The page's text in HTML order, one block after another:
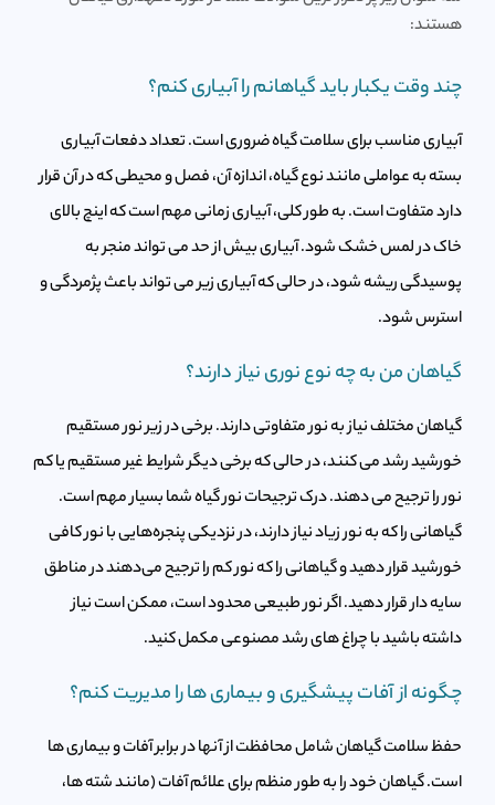
هستند:
چند وقت یکبار باید گیاهانم را آبیاری کنم؟
آبیاری مناسب برای سلامت گیاه ضروری است. تعداد دفعات آبیاری
بسته به عواملی مانند نوع گیاه، اندازه آن، فصل و محیطی که در آن قرار
دارد متفاوت است. به طور کلی، آبیاری زمانی مهم است که اینچ بالای
خاک در لمس خشک شود. آبیاری بیش از حد می تواند منجر به
پوسیدگی ریشه شود، در حالی که آبیاری زیر می تواند باعث پژمردگی و
استرس شود.
گیاهان من به چه نوع نوری نیاز دارند؟
گیاهان مختلف نیاز به نور متفاوتی دارند. برخی در زیر نور مستقیم
خورشید رشد می کنند، در حالی که برخی دیگر شرایط غیر مستقیم یا کم
نور را ترجیح می دهند. درک ترجیحات نور گیاه شما بسیار مهم است.
گیاهانی را که به نور زیاد نیاز دارند، در نزدیکی پنجره‌هایی با نور کافی
خورشید قرار دهید و گیاهانی را که نور کم را ترجیح می‌دهند در مناطق
سایه دار قرار دهید. اگر نور طبیعی محدود است، ممکن است نیاز
داشته باشید با چراغ های رشد مصنوعی مکمل کنید.
چگونه از آفات پیشگیری و بیماری ها را مدیریت کنم؟
حفظ سلامت گیاهان شامل محافظت از آنها در برابر آفات و بیماری ها
است. گیاهان خود را به طور منظم برای علائم آفات (مانند شته ها،